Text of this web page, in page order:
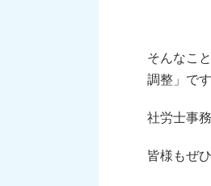
そんなこ
調整」です
社労士事
皆様もぜ